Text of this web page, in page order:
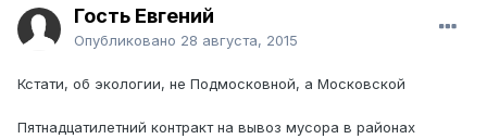
Гость Евгений
Опубликовано 28 августа, 2015
Кстати, об экологии, не Подмосковной, а Московской
Пятнадцатилетний контракт на вывоз мусора в районах